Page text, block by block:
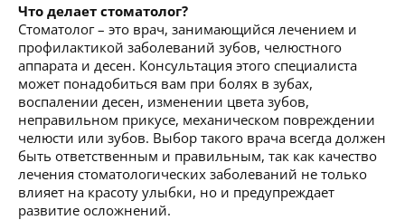
Что делает стоматолог?
Стоматолог – это врач, занимающийся лечением и
профилактикой заболеваний зубов, челюстного
аппарата и десен. Консультация этого специалиста
может понадобиться вам при болях в зубах,
воспалении десен, изменении цвета зубов,
неправильном прикусе, механическом повреждении
челюсти или зубов. Выбор такого врача всегда должен
быть ответственным и правильным, так как качество
лечения стоматологических заболеваний не только
влияет на красоту улыбки, но и предупреждает
развитие осложнений.